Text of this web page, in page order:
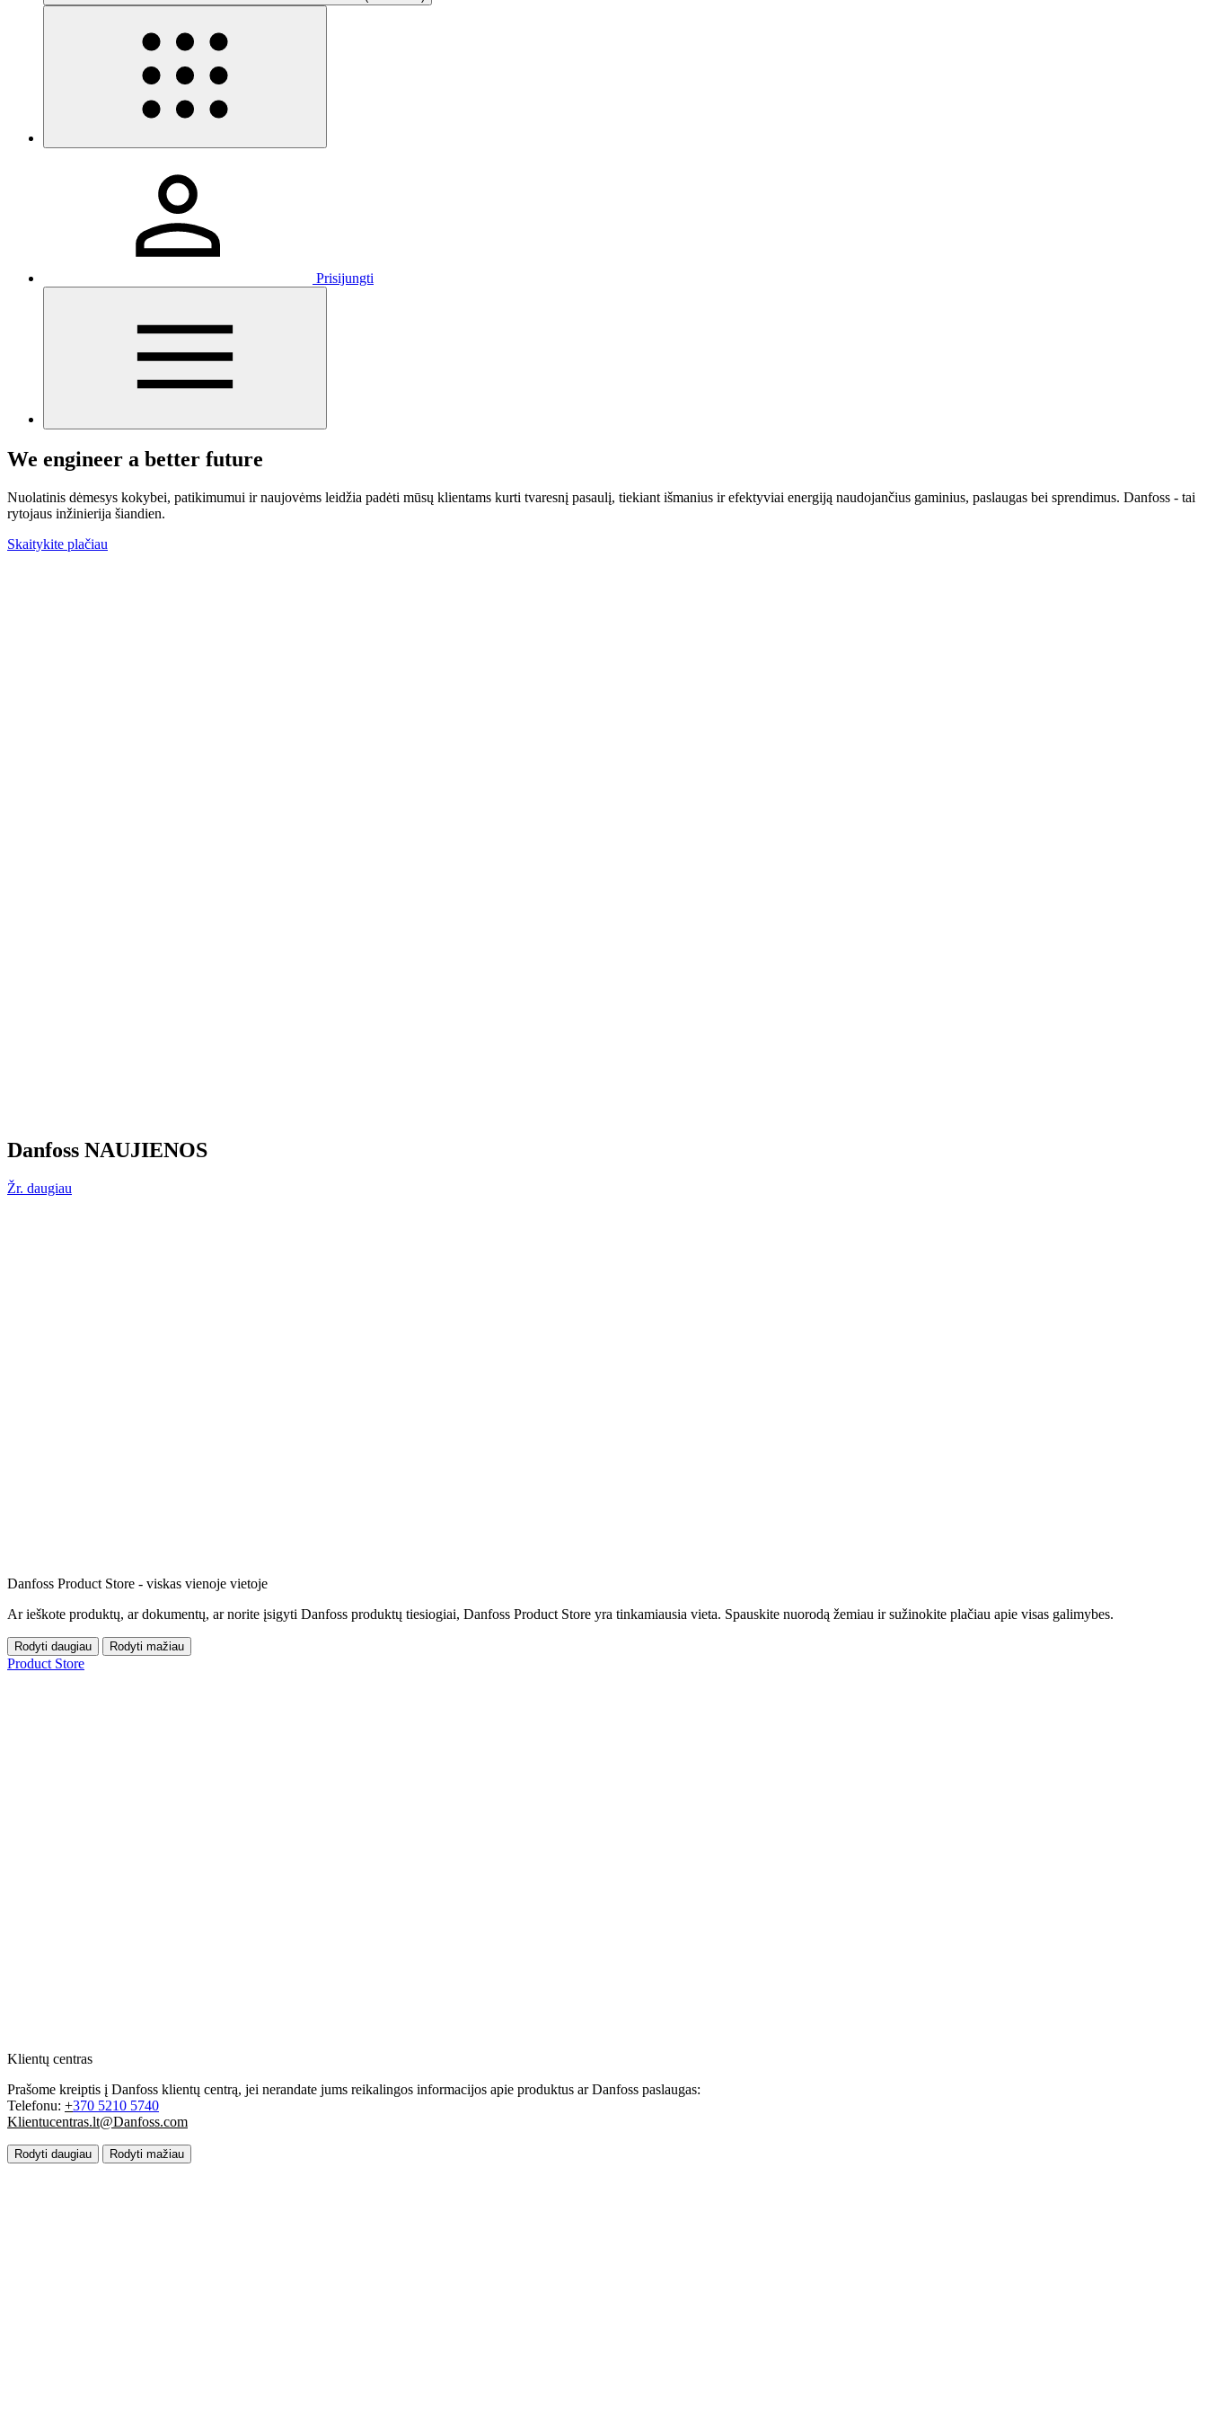
Prisijungti
We engineer a better future
Nuolatinis dėmesys kokybei, patikimumui ir naujovėms leidžia padėti mūsų klientams kurti tvaresnį pasaulį, tiekiant išmanius ir efektyviai energiją naudojančius gaminius, paslaugas bei sprendimus. Danfoss - tai
rytojaus inžinierija šiandien.
Skaitykite plačiau
Danfoss NAUJIENOS
Žr. daugiau
Danfoss Product Store - viskas vienoje vietoje
Ar ieškote produktų, ar dokumentų, ar norite įsigyti Danfoss produktų tiesiogiai, Danfoss Product Store yra tinkamiausia vieta. Spauskite nuorodą žemiau ir sužinokite plačiau apie visas galimybes.
Rodyti daugiau Rodyti mažiau
Product Store
Klientų centras
Prašome kreiptis į Danfoss klientų centrą, jei nerandate jums reikalingos informacijos apie produktus ar Danfoss paslaugas:
Telefonu: +370 5210 5740
Klientucentras.lt@Danfoss.com
Rodyti daugiau Rodyti mažiau